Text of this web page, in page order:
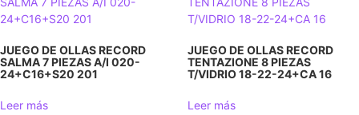
JUEGO DE OLLAS RECORD
SALMA 7 PIEZAS A/I 020-
24+C16+S20 201
Leer más
JUEGO DE OLLAS RECORD
TENTAZIONE 8 PIEZAS
T/VIDRIO 18-22-24+CA 16
Leer más